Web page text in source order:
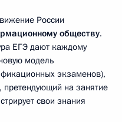
России
обществу.
ЕГЭ дают каждому
модель
экзаменов),
претендующий на занятие
свои знания